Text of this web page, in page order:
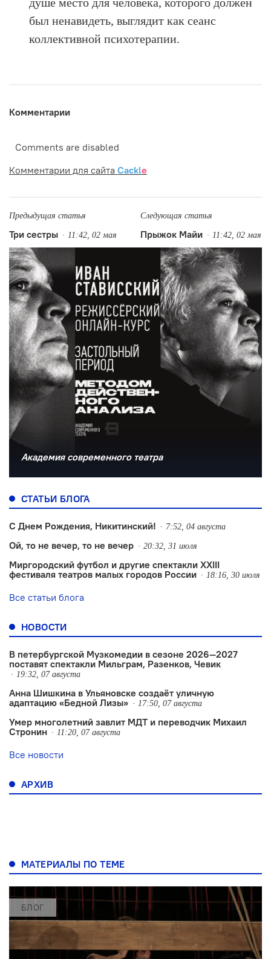
был ненавидеть, выглядит как сеанс
коллективной психотерапии.
Комментарии
Comments are disabled
Комментарии для сайта Cackle
Предыдущая статья
Три сестры 11:42, 02 мая
Следующая статья
Прыжок Майи 11:42, 02 мая
Академия современного театра
СТАТЬИ БЛОГА
С Днем Рождения, Никитинский! 7:52, 04 августа
Ой, то не вечер, то не вечер 20:32, 31 июля
Миргородский футбол и другие спектакли XXIII
фестиваля театров малых городов России
18:16, 30 июля
Все статьи блога
НОВОСТИ
В петербургской Музкомедии в сезоне 2026—2027
поставят спектакли Мильграм, Разенков, Чевик
19:32, 07 августа
Анна Шишкина в Ульяновске создаëт уличную
адаптацию «Бедной Лизы»
17:50, 07 августа
Умер многолетний завлит МДТ и переводчик Михаил
Стронин
11:20, 07 августа
Все новости
АРХИВ
МАТЕРИАЛЫ ПО ТЕМЕ
БЛОГ